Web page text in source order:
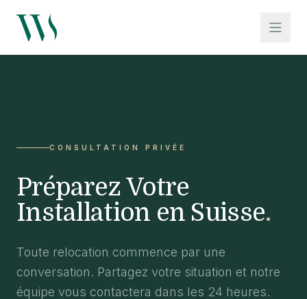
CONSULTATION PRIVÉE
Préparez Votre
Installation en Suisse.
Toute relocation commence par une
conversation. Partagez votre situation et notre
équipe vous contactera dans les 24 heures.